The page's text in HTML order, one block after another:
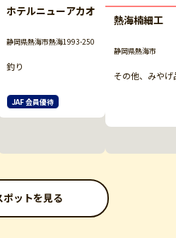
ホテルニューアカオ
静岡県熱海市熱海1993-250
釣り
JAF 会員優待
熱海楠細工
静岡県熱海市
その他、みやげ
ットを見る